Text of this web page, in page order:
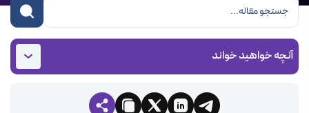
آنچه خواهید خواند